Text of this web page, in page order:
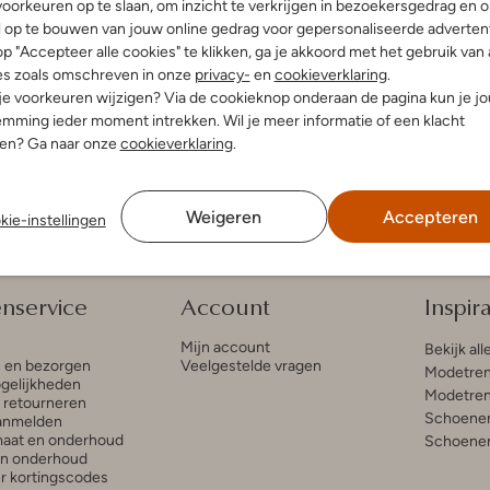
op te slaan, om inzicht te verkrijgen in bezoekersgedrag en
op te bouwen van jouw online gedrag voor gepersonaliseerde
"Accepteer alle cookies" te klikken, ga je akkoord met het gebruik van
zoals omschreven in onze privacy- en cookieverklaring.
voorkeuren wijzigen? Via de cookieknop onderaan de pagina kun je
ieder moment intrekken. Wil je meer informatie of een klacht
Ga naar onzecookieverklaring.
instellingen Weigeren Accepteren
Bommel
€ 207,99
en bezorgen
retourneren
en onderhoud
onderhoud
kortingscodes
Account
Mijn account
Veelgestelde vragen
Bekijk